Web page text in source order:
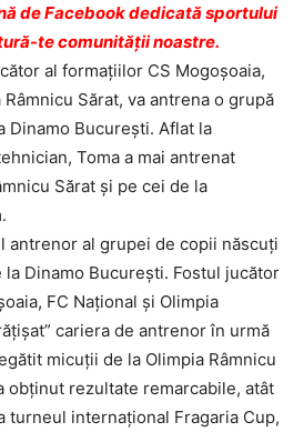
de Facebook dedicată sportului
te comunității noastre.
al formaţiilor CS Mogoşoaia,
Sărat, va antrena o grupă
Dinamo Bucureşti. Aflat la
Toma a mai antrenat
Sărat şi pe cei de la
antrenor al grupei de copii născuţi
Dinamo Bucureşti. Fostul jucător
FC Naţional şi Olimpia
cariera de antrenor în urmă
micuţii de la Olimpia Râmnicu
obţinut rezultate remarcabile, atât
turneul internaţional Fragaria Cup,